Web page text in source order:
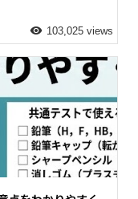
103,025 views